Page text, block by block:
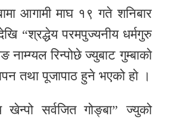
आगामी माघ १९ गते शनिबार
“श्रद्धेय परमपुज्यनीय धर्मगुरु
नाम्ग्यल रिन्पोछे ज्युबाट गुम्बाकाे
तथा पूजापाठ हुने भएको हाे ।
खेन्पो सर्वजित गोङ्बा” ज्युको